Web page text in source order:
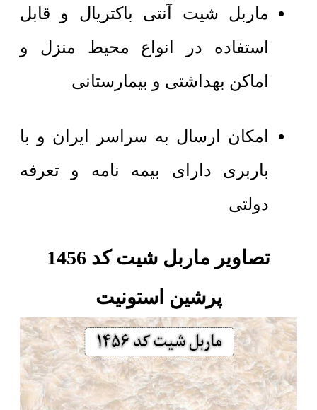
ماربل شیت آنتی باکتریال و قابل
استفاده در انواع محیط منزل و
اماکن بهداشتی و بیمارستانی
امکان ارسال به سراسر ایران و با
باربری دارای بیمه نامه و تعرفه
دولتی
تصاویر ماربل شیت کد 1456
پرشین استونیت